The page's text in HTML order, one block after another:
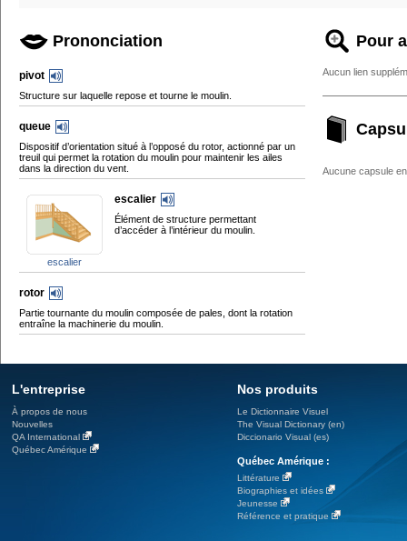
Prononciation
pivot
Structure sur laquelle repose et tourne le moulin.
queue
Dispositif d’orientation situé à l’opposé du rotor, actionné par un
treuil qui permet la rotation du moulin pour maintenir les ailes
dans la direction du vent.
escalier
escalier
Élément de structure permettant
d’accéder à l’intérieur du moulin.
rotor
Partie tournante du moulin composée de pales, dont la rotation
entraîne la machinerie du moulin.
Pour
Aucun lien
Aucune capsule
L'entreprise
À propos de nous
Nouvelles
QA International
Québec Amérique
Nos produits
Le Dictionnaire Visuel
The Visual Dictionary (en)
Diccionario Visual (es)
Québec Amérique :
Littérature
Biographies et idées
Jeunesse
Référence et pratique